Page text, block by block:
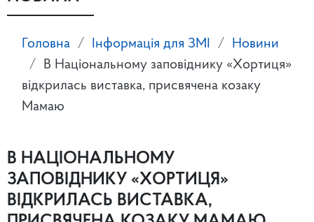
Головна Інформація для ЗМІ
Новини
В Національному заповіднику «Хортиця»
відкрилась виставка, присвячена козаку
Мамаю
В НАЦІОНАЛЬНОМУ
ЗАПОВІДНИКУ «ХОРТИЦЯ»
ВІДКРИЛАСЬ ВИСТАВКА,